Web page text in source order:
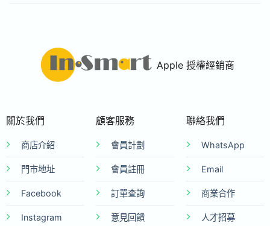
Apple 授權經銷商
關於我們
商店介紹
門市地址
Facebook
Instagram
顧客服務
會員計劃
會員註冊
訂單查詢
意見回饋
聯絡我們
WhatsApp
Email
商業合作
人才招募